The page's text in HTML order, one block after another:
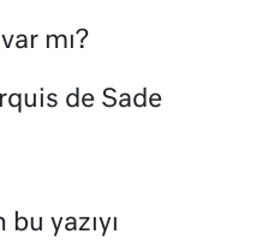
mı?
de Sade
yazıyı